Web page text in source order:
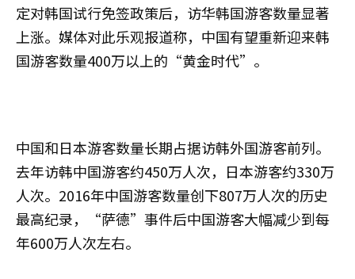
定对韩国试行免签政策后，访华韩国游客数量显著
上涨。媒体对此乐观报道称，中国有望重新迎来韩
国游客数量400万以上的“黄金时代”。
中国和日本游客数量长期占据访韩外国游客前列。
去年访韩中国游客约450万人次，日本游客约330万
人次。2016年中国游客数量创下807万人次的历史
最高纪录，“萨德”事件后中国游客大幅减少到每
年600万人次左右。